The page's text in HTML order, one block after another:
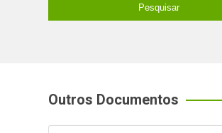
Outros Documentos